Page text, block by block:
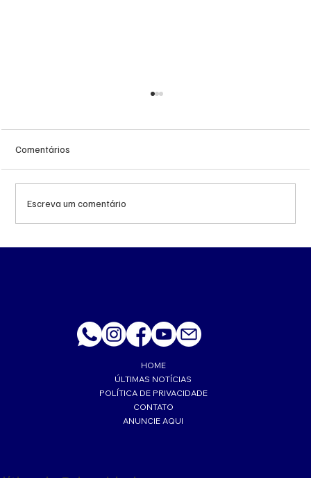
Comentários
Escreva um comentário
HOME
ÚLTIMAS NOTÍCIAS
POLÍTICA DE PRIVACIDADE
CONTATO
ANUNCIE AQUI